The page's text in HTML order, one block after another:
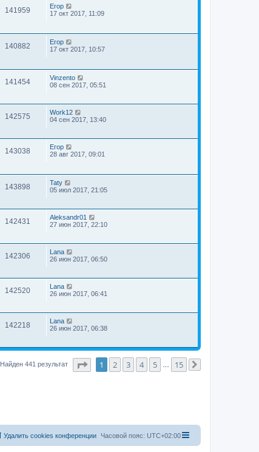
141959
Егор
17 окт 2017, 11:09
140882
Егор
17 окт 2017, 10:57
141454
Vinzento
08 сен 2017, 05:51
142575
Work12
04 сен 2017, 13:40
143038
Егор
28 авг 2017, 09:01
143898
Taty
05 июл 2017, 21:05
142431
Aleksandr01
27 июн 2017, 22:10
142306
Lana
26 июн 2017, 06:50
142520
Lana
26 июн 2017, 06:41
142218
Lana
26 июн 2017, 06:38
Найден 441 результат Страница 1 из15
1 2 3 4 5 15
Часовой пояс: UTC+02:00
Удалить cookies конференции